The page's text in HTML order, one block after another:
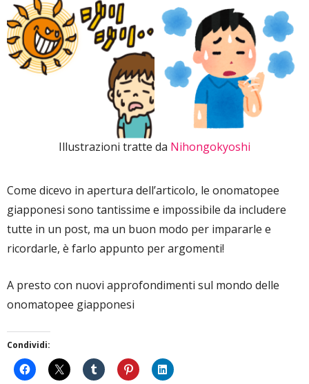
Illustrazioni tratte da Nihongokyoshi
Come dicevo in apertura dell’articolo, le onomatopee
giapponesi sono tantissime e impossibile da includere
tutte in un post, ma un buon modo per impararle e
ricordarle, è farlo appunto per argomenti!
A presto con nuovi approfondimenti sul mondo delle
onomatopee giapponesi
Condividi: